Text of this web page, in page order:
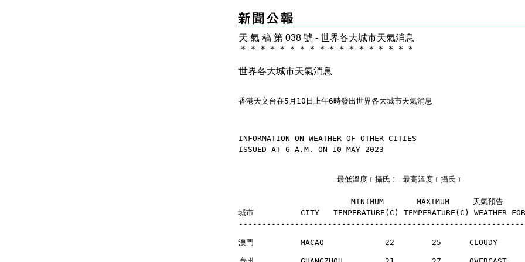
天 氣 稿 第 038 號 - 世界各大城市天氣消息
＊
＊ ＊ ＊ ＊ ＊ ＊ ＊ ＊ ＊ ＊ ＊ ＊ ＊ ＊ ＊ ＊ ＊
世界各大城市天氣消息
香港天文台在5月10日上午6時發出世界各大城市天氣消息
INFORMATION ON WEATHER OF OTHER CITIES
ISSUED AT 6 A.M. ON 10 MAY 2023
                     最低溫度﹝攝氏﹞ 最高溫度﹝攝氏﹞
                        MINIMUM       MAXIMUM     天氣預告
城市          CITY   TEMPERATURE(C) TEMPERATURE(C) WEATHER
澳門          MACAO             22        25      CLOUDY